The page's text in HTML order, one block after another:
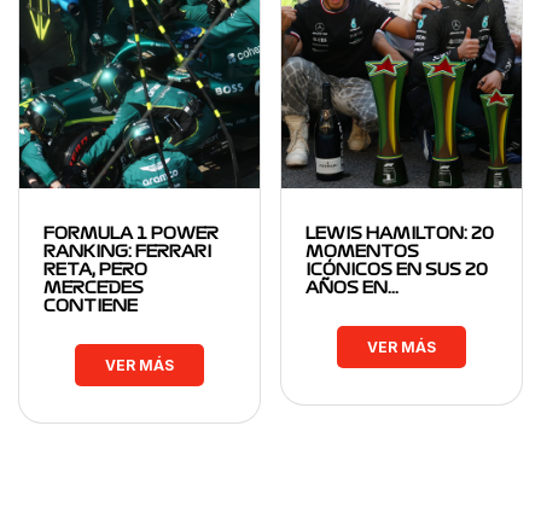
FORMULA 1 POWER
RANKING: FERRARI
RETA, PERO
MERCEDES
CONTIENE
VER MÁS
LEWIS HAMILTON: 20
MOMENTOS
ICÓNICOS EN SUS 20
AÑOS EN…
VER MÁS